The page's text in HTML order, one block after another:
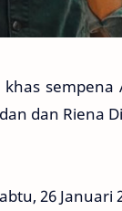
dan Riena
26 Januari